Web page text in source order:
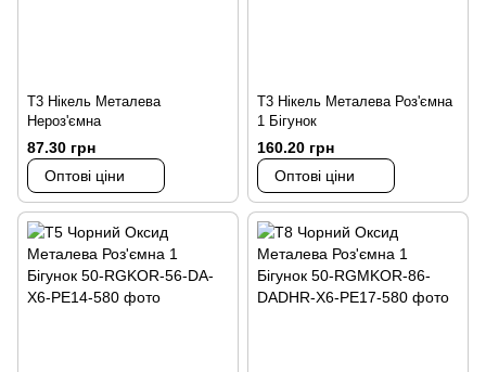
Т3 Нікель Металева
Нероз'ємна
87.30 грн
Оптові ціни
Т3 Нікель Металева Роз'ємна
1 Бігунок
160.20 грн
Оптові ціни